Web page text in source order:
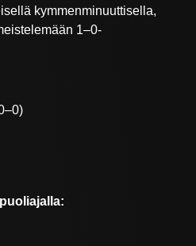
kymmenminuuttisella,
1–0-